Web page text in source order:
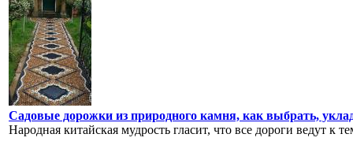
Садовые дорожки из природного камня, как выбрать,
Народная китайская мудрость гласит, что все дороги ведут к